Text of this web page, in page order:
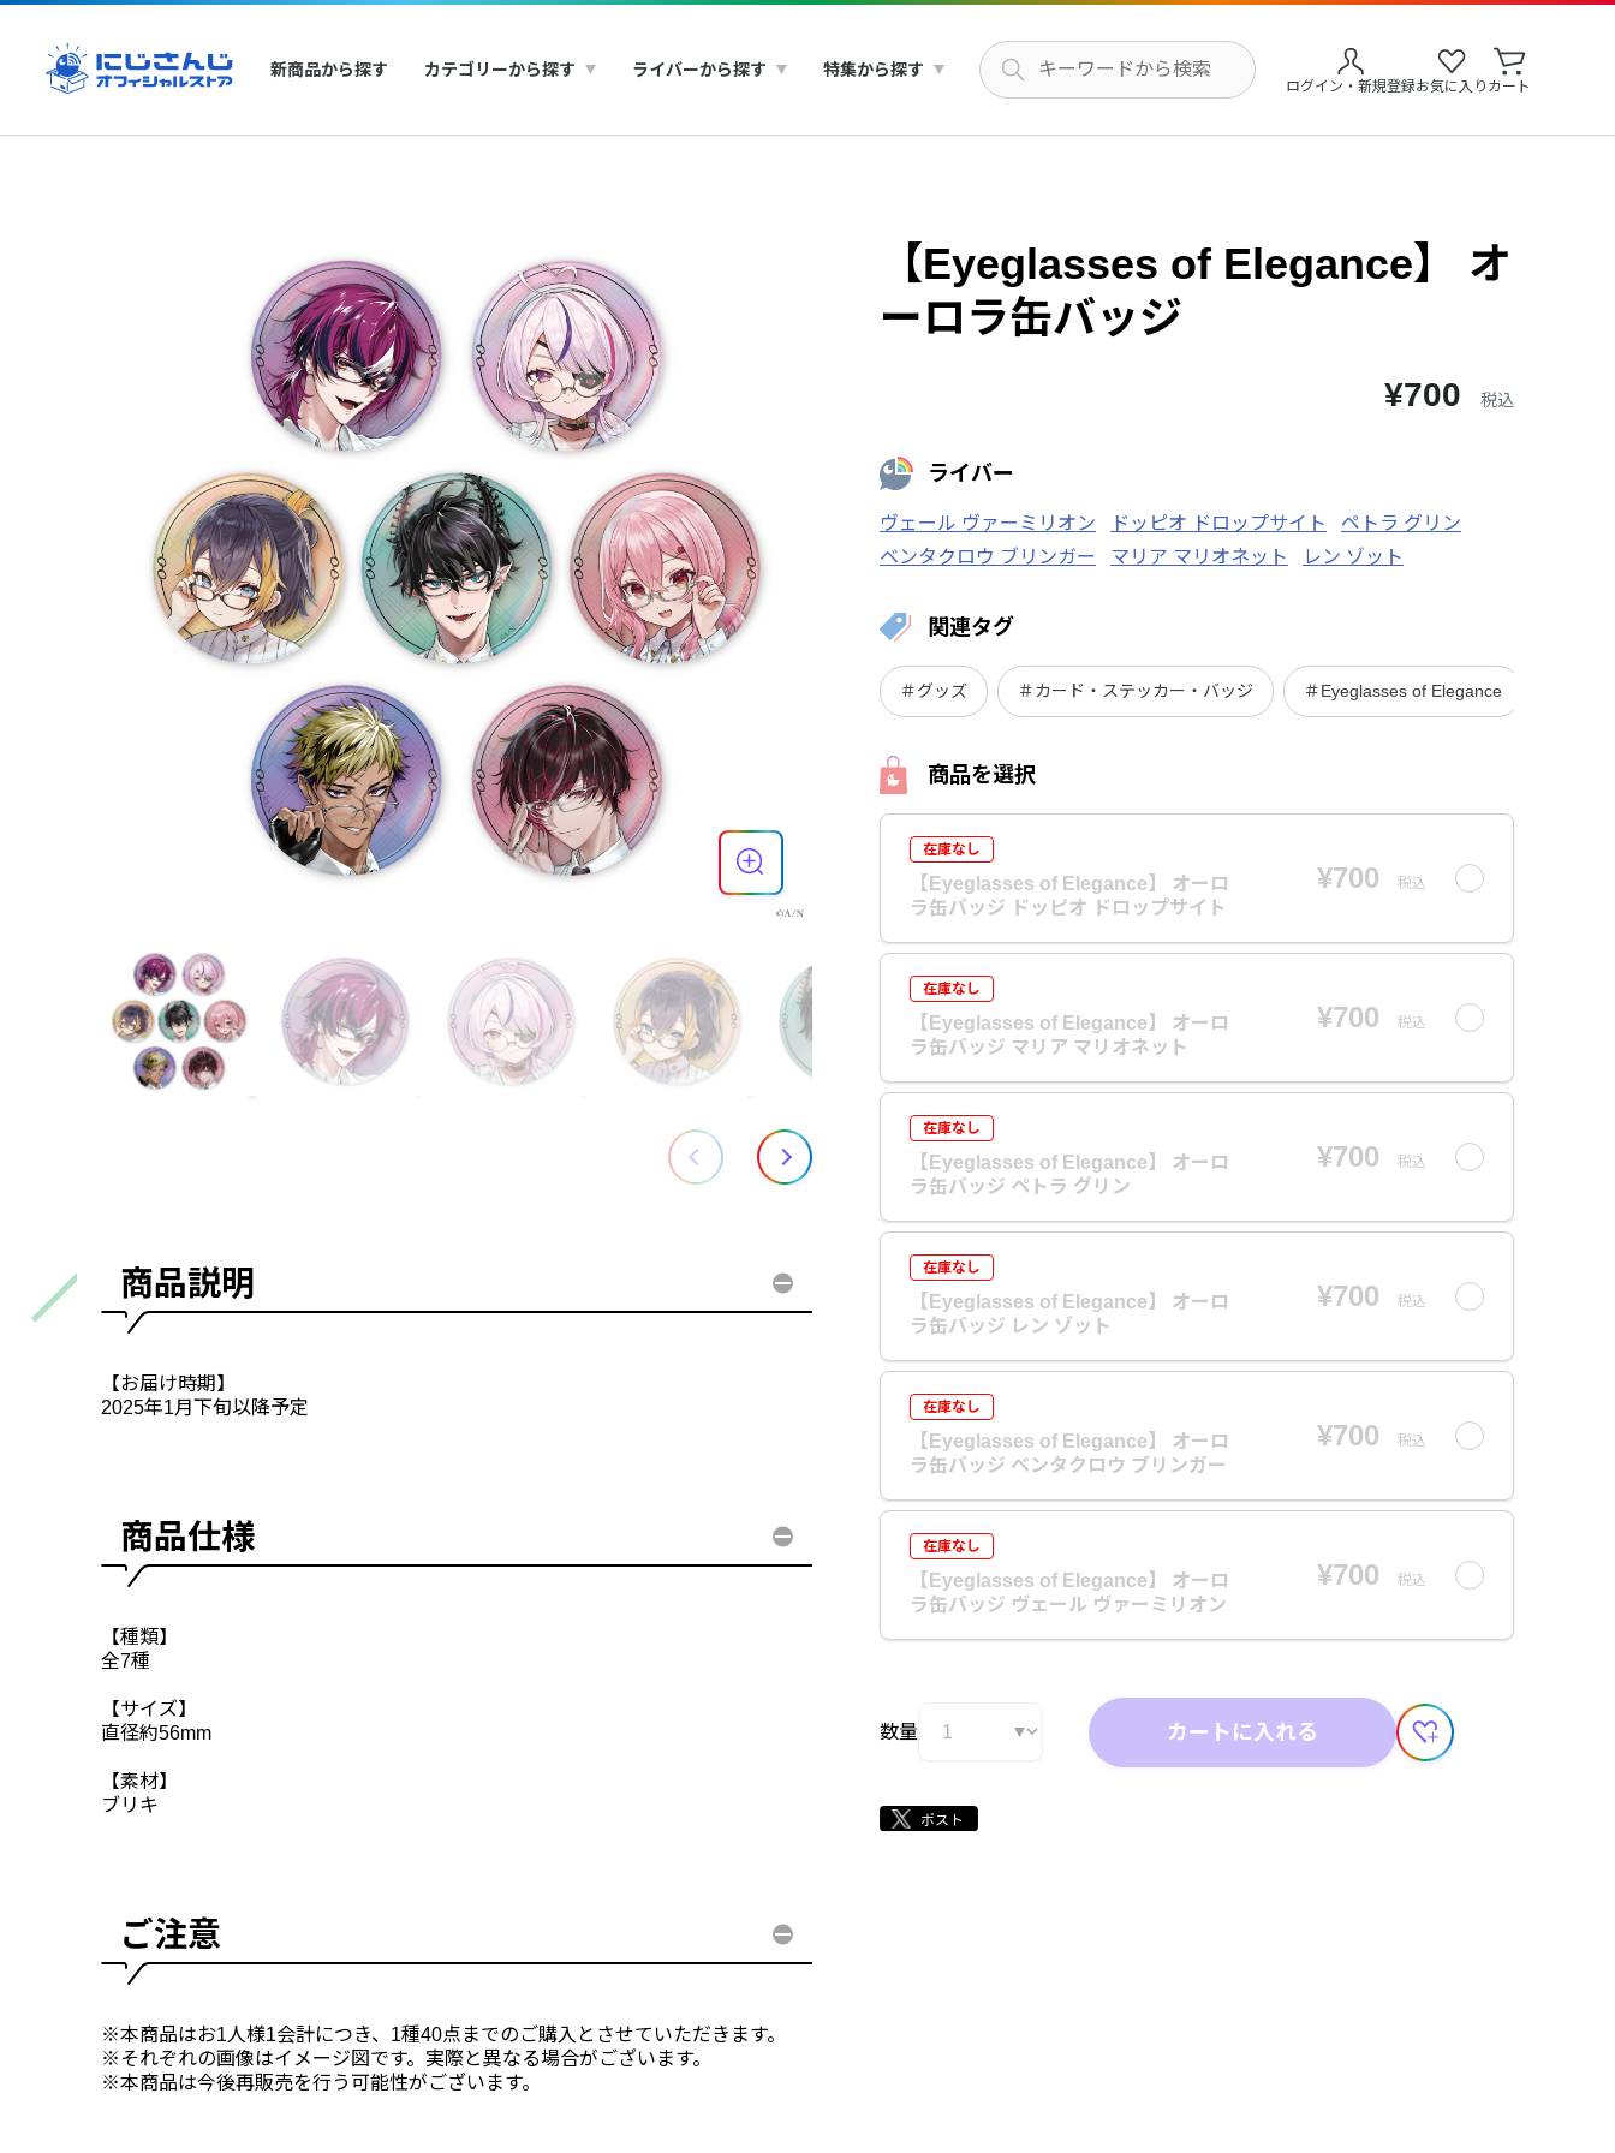
新商品から探す カテゴリーから探す ライバーから探す 特集から探す
ログイン・新規登録お気に入り カート
【Eyeglasses of Elegance】 オ
ーロラ缶バッジ
¥700 税込
ライバー
ヴェール ヴァーミリオン ドッピオ ドロップサイト
ペトラ グリン
ベンタクロウ ブリンガー
マリア マリオネット レン ゾット
関連タグ
＃グッズ ＃カード・ステッカー・バッジ ＃Eyeglasses of Elegance
商品を選択
在庫なし
【Eyeglasses of Elegance】 オーロ
ラ缶バッジ ドッピオ ドロップサイト
¥700 税込
在庫なし
【Eyeglasses of Elegance】 オーロ
ラ缶バッジ マリア マリオネット
¥700 税込
在庫なし
【Eyeglasses of Elegance】 オーロ
ラ缶バッジ ペトラ グリン
¥700 税込
在庫なし
【Eyeglasses of Elegance】 オーロ
ラ缶バッジ レン ゾット
¥700 税込
在庫なし
【Eyeglasses of Elegance】 オーロ
ラ缶バッジ ベンタクロウ ブリンガー
¥700 税込
在庫なし
【Eyeglasses of Elegance】 オーロ
ラ缶バッジ ヴェール ヴァーミリオン
¥700 税込
数量 カートに入れる
商品説明
【お届け時期】
2025年1月下旬以降予定
商品仕様
【種類】
全7種
【サイズ】
直径約56mm
【素材】
ブリキ
ご注意
※本商品はお1人様1会計につき、1種40点までのご購入とさせていただきます。
※それぞれの画像はイメージ図です。実際と異なる場合がございます。
※本商品は今後再販売を行う可能性がございます。